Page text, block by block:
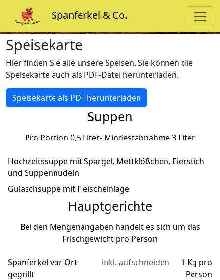
Spanferkel & Co.
Speisekarte
Hier finden Sie alle unsere Speisen. Sie können die
Speisekarte auch als PDF-Datei herunterladen.
Speisekarte als PDF herunterladen
Suppen
Pro Portion 0,5 Liter- Mindestabnahme 3 Liter
Hochzeitssuppe mit Spargel, Mettklößchen, Eierstich
und Suppennudeln
Gulaschsuppe mit Fleischeinlage
Hauptgerichte
Bei den Mengenangaben handelt es sich um das
Frischgewicht pro Person
Spanferkel vor Ort
gegrillt
inkl. aufschneiden
1 Kg pro
Person